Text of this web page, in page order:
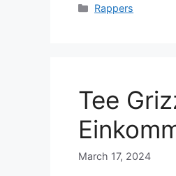
Categories
Rappers
Tee
March 17, 2024